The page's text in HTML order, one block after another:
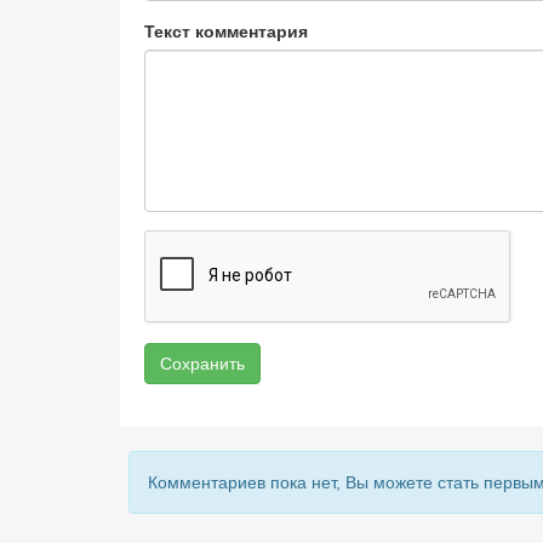
Текст комментария
Сохранить
Комментариев пока нет, Вы можете стать